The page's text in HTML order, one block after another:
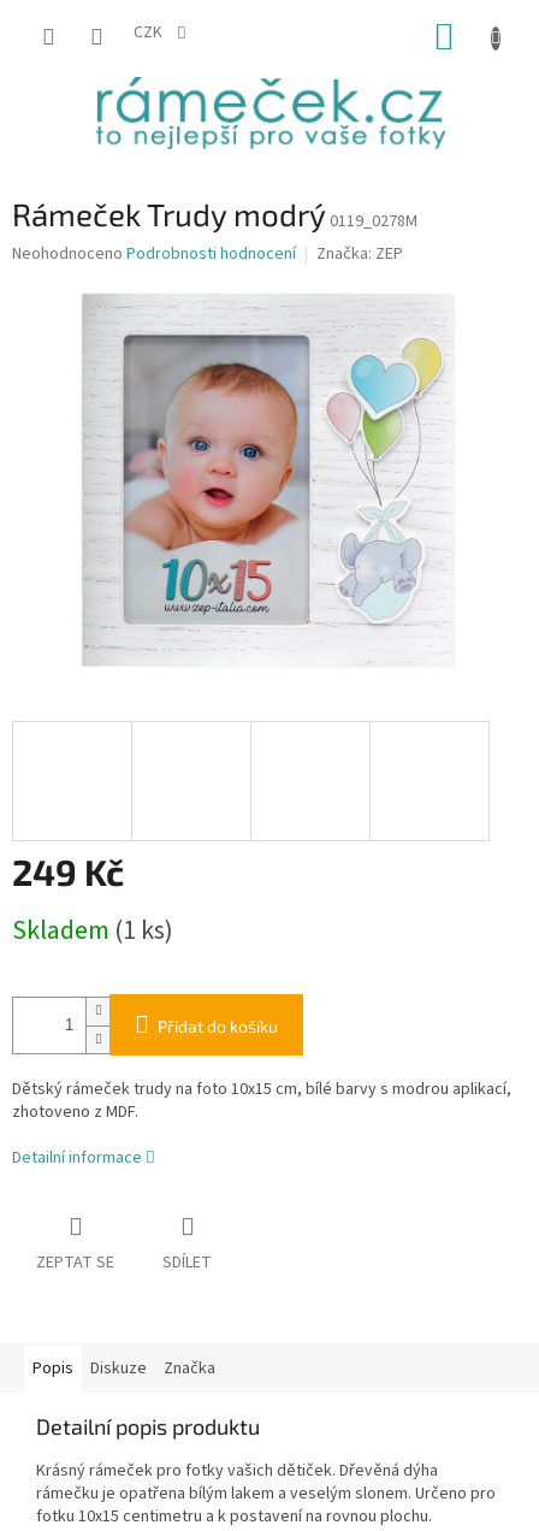
CZK
Rámeček Trudy modrý 0119_0278M
Průměrné
Neohodnoceno Podrobnosti hodnocení Značka: ZEP
249 Kč
cena:
Skladem (1 ks)
Přidat do košíku
Dětský rámeček trudy na foto 10x15 cm, bílé barvy s modrou aplikací,
zhotoveno z MDF.
Detailní informace
ZEPTAT SE SDÍLET
Popis Diskuze Značka
Detailní popis produktu
Krásný rámeček pro fotky vašich dětiček. Dřevěná dýha
rámečku je opatřena bílým lakem a veselým slonem. Určeno pro
fotku 10x15 centimetru a k postavení na rovnou plochu.